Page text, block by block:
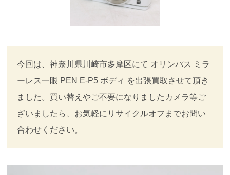
今回は、神奈川県川崎市多摩区にて オリンパス ミラ
ーレス一眼 PEN E-P5 ボディ を出張買取させて頂き
ました。買い替えやご不要になりましたカメラ等ご
ざいましたら、お気軽にリサイクルオフまでお問い
合わせください。